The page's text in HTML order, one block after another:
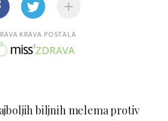
KRAVA POSTALA
biljnih melema protiv